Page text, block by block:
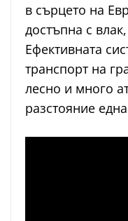
в сърцето на
достъпна с
Ефективната
транспорт на
лесно и много
разстояние